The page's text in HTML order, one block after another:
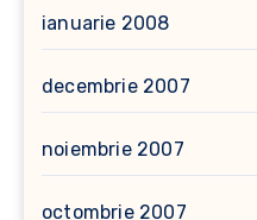
ianuarie 2008
decembrie 2007
noiembrie 2007
octombrie 2007